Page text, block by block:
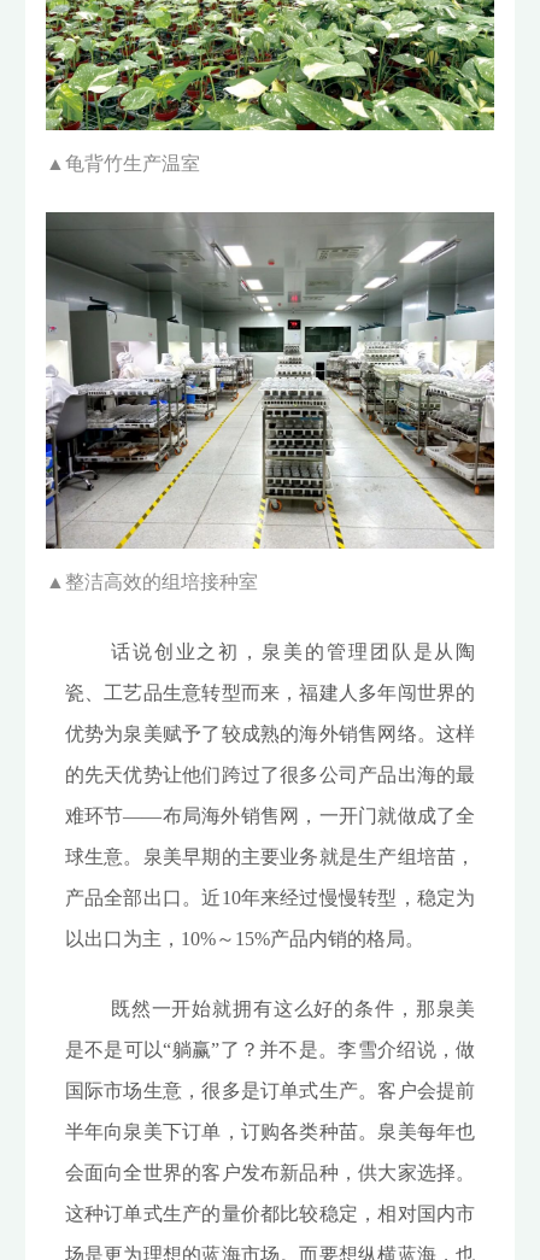
▲ 龟背竹生产温室
▲ 整洁高效的组培接种室
话说创业之初，泉美的管理团队是从陶
瓷、工艺品生意转型而来，福建人多年闯世界的
优势为泉美赋予了较成熟的海外销售网络。这样
的先天优势让他们跨过了很多公司产品出海的最
难环节——布局海外销售网，一开门就做成了全
球生意。泉美早期的主要业务就是生产组培苗，
产品全部出口。近10年来经过慢慢转型，稳定为
以出口为主，10%～15%产品内销的格局。
既然一开始就拥有这么好的条件，那泉美
是不是可以“躺赢”了？并不是。李雪介绍说，做
国际市场生意，很多是订单式生产。客户会提前
半年向泉美下订单，订购各类种苗。泉美每年也
会面向全世界的客户发布新品种，供大家选择。
这种订单式生产的量价都比较稳定，相对国内市
场是更为理想的蓝海市场。而要想纵横蓝海，也